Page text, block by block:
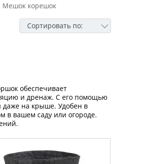
Мешок корешок
Сортировать по:
обеспечивает
и дренаж. С его помощью
даже на крыше. Удобен в
в вашем саду или огороде.